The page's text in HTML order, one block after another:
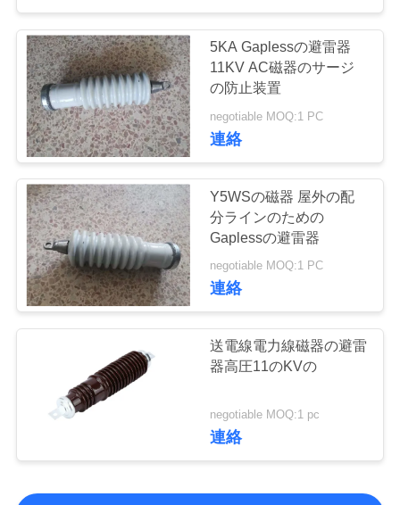
5KA Gaplessの避雷器
11KV AC磁器のサージ
の防止装置
negotiable MOQ:1 PC
連絡
Y5WSの磁器 屋外の配
分ラインのための
Gaplessの避雷器
negotiable MOQ:1 PC
連絡
送電線電力線磁器の避雷
器高圧11のKVの
negotiable MOQ:1 pc
連絡